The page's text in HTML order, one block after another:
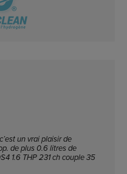
un vrai plaisir de
de plus 0.6 litres de
1.6 THP 231 ch couple 35